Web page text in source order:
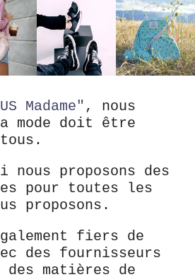
Madame" , nous
mode doit être
nous proposons des
pour toutes les
proposons.
fiers de
des fournisseurs
matières de